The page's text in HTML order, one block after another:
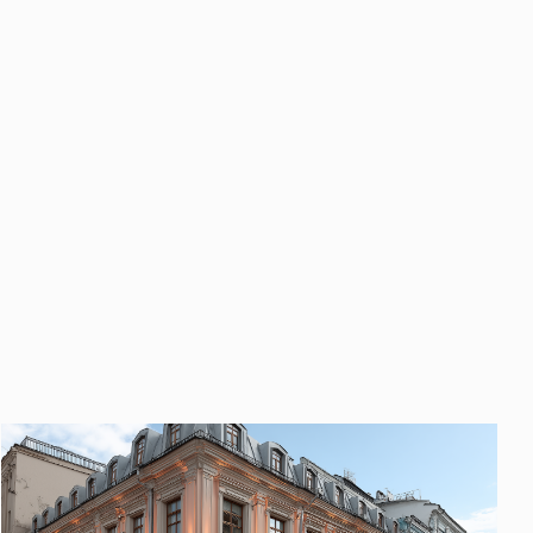
«Отправить», вы даете свое
и использование ваших
свое согласие
данных